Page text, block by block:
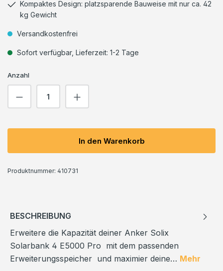
Kompaktes Design: platzsparende Bauweise mit nur ca. 42
kg Gewicht
Versandkostenfrei
Sofort verfügbar, Lieferzeit: 1-2 Tage
Anzahl
Produkt Anzahl: Gib den gewünschten
In den Warenkorb
Produktnummer: 410731
BESCHREIBUNG
Erweitere die Kapazität deiner Anker Solix
Solarbank 4 E5000 Pro mit dem passenden
Erweiterungsspeicher und maximier deine… Mehr